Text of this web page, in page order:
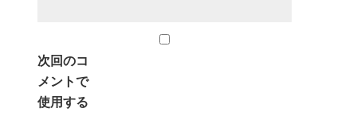
次回のコ
メントで
使用する